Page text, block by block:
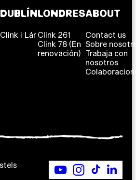
DUBLÍN
Clink i Lár
LONDRES
Clink 261
Clink 78 (En
renovación)
ABOUT
Contact us
Sobre
Trabaja con
nosotros